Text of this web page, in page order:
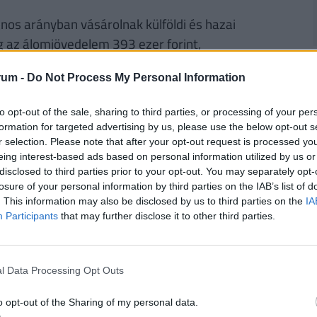
- Do Not Process My Personal Information
opt-out of the sale, sharing to third parties, or processing of your
for targeted advertising by us, please use the below opt-out
selection. Please note that after your opt-out request is processed
interest-based ads based on personal information utilized by us
to third parties prior to your opt-out. You may separately
of your personal information by third parties on the IAB’s list of
This information may also be disclosed by us to third parties on the
Participants that may further disclose it to other third parties.
Data Processing Opt Outs
opt-out of the Sharing of my personal data.
arányban vásárolnak külföldi és hazai
az álomjövedelem 393 ezer forint,
szórakozásra költenék.
hogy a cégnél kis csapatban dolgoznak a
Látják azokat a generációs különbségeket
korban távol ebből az életkori skatulyából.
ebbe a korosztályba tartozik, és figyelnek arra,
VAN OLCSÓ MEGOLDÁS!